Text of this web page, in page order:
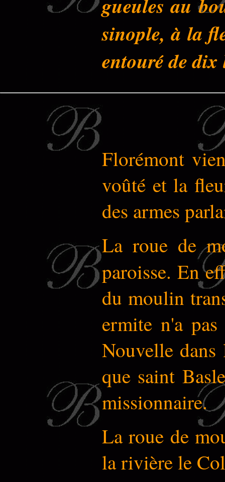
gueules au
sinople, à la
entouré de dix
Florémont
voûté et la
des armes
La roue de
paroisse. En
du moulin
ermite n'a
Nouvelle dans
que saint
missionnaire.
La roue de
la rivière le